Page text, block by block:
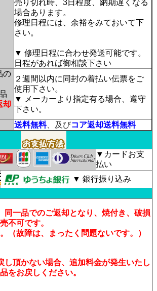
売り切れ時、3日程度、納期遅くなる
場合あります。
修理日程には、余裕をみておいて下
さい。
▼ 修理日程に合わせ発送可能です。
日程があれば御相談下さい
の
却
２週間以内に同封の着払い伝票をご
使用下さい。
▼ メーカーより指定有る場合、遵守
下さい。
送料無料、及びコア返却送料無料
▼カードお支
払い
▼ 銀行振り込み
同一品でのご返却となり、焼付き、破損
不可です。
（故障は、まったく問題ないです。）
し頂かない場合、追加料金が発生いたし
をお戻しください。